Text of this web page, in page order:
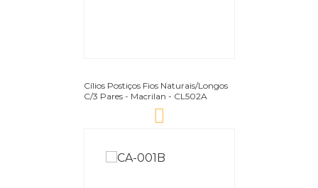
Cílios Postiços Fios Naturais/Longos
C/3 Pares - Macrilan - CL502A